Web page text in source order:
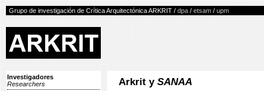
Grupo de investigación de Crítica Arquitectónica ARKRIT / dpa / etsam / upm
Investigadores
Researchers
Arkrit y SANAA